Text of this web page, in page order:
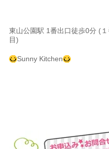
東山公園駅 1番出口徒歩0分 (
目)
Sunny Kitchen